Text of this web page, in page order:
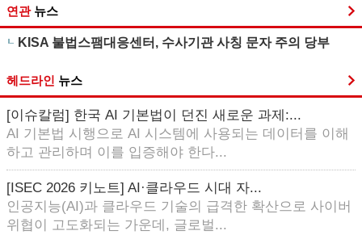
연관 뉴스
KISA 불법스팸대응센터, 수사기관 사칭 문자 주의 당부
헤드라인 뉴스
[이슈칼럼] 한국 AI 기본법이 던진 새로운 과제:...
AI 기본법 시행으로 AI 시스템에 사용되는 데이터를 이해
하고 관리하며 이를 입증해야 한다...
[ISEC 2026 키노트] AI·클라우드 시대 자...
인공지능(AI)과 클라우드 기술의 급격한 확산으로 사이버
위협이 고도화되는 가운데, 글로벌...